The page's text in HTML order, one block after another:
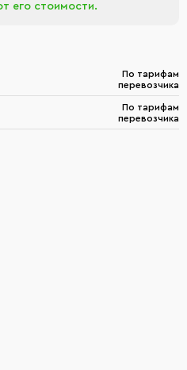
его стоимости.
По тарифам
перевозчика
По тарифам
перевозчика